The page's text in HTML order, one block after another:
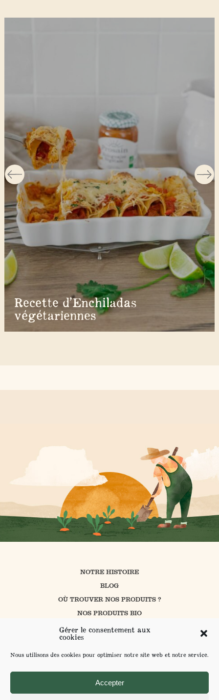
Gérer le consentement aux
cookies
Nous utilisons des cookies pour optimiser notre site web et notre service.
Accepter
Recette d’Enchiladas
végétariennes
NOTRE HISTOIRE
BLOG
OÙ TROUVER NOS PRODUITS ?
NOS PRODUITS BIO
CUISINER AVEC PROSAIN
NOS ENGAGEMENTS
CONTACT
ENVOYER VOS SUGGESTIONS